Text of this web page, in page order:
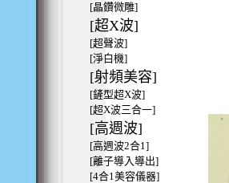
[晶鑽微雕]
[超X波]
[超聲波]
[淨白機]
[射頻美容]
[鏟型超X波]
[超X波三合一]
[高週波]
[高週波2合1]
[離子導入導出]
[4合1美容儀器]